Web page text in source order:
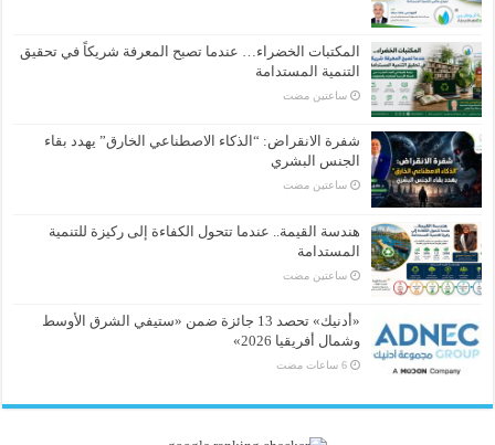
المكتبات الخضراء… عندما تصبح المعرفة شريكاً في تحقيق
التنمية المستدامة
‏ساعتين مضت
شفرة الانقراض: “الذكاء الاصطناعي الخارق” يهدد بقاء
الجنس البشري
‏ساعتين مضت
هندسة القيمة.. عندما تتحول الكفاءة إلى ركيزة للتنمية
المستدامة
‏ساعتين مضت
«أدنيك» تحصد 13 جائزة ضمن «ستيفي الشرق الأوسط
وشمال أفريقيا 2026»